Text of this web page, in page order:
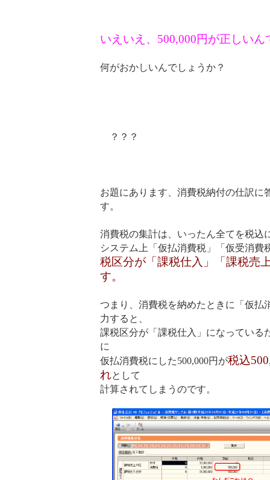
いえいえ、500,000円が正しいん
何がおかしいんでしょうか？
？？？
お題にあります、消費税納付の仕訳に
す。
消費税の集計は、いったん全てを税込
システム上「仮払消費税」「仮受消費
税区分が「課税仕入」「課税売
す。
つまり、消費税を納めたときに「仮払
力すると、
課税区分が「課税仕入」になっている
に
仮払消費税にした500,000円が税込
れとして
計算されてしまうのです。